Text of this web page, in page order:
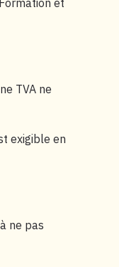
et
TVA ne
exigible en
ne pas